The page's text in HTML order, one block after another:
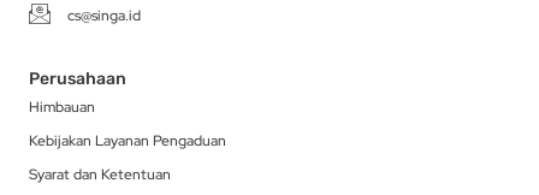
cs@singa.id
Perusahaan
Himbauan
Kebijakan Layanan Pengaduan
Syarat dan Ketentuan